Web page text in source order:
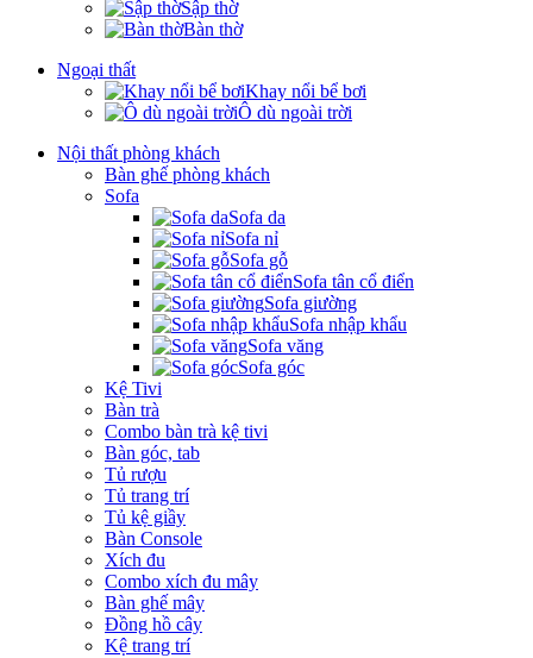
Sập thờ
Bàn thờ
Ngoại thất
Khay nổi bể bơi
Ô dù ngoài trời
Nội thất phòng khách
Bàn ghế phòng khách
Sofa
Sofa da
Sofa nỉ
Sofa gỗ
Sofa tân cổ điển
Sofa giường
Sofa nhập khẩu
Sofa văng
Sofa góc
Kệ Tivi
Bàn trà
Combo bàn trà kệ tivi
Bàn góc, tab
Tủ rượu
Tủ trang trí
Tủ kệ giầy
Bàn Console
Xích đu
Combo xích đu mây
Bàn ghế mây
Đồng hồ cây
Kệ trang trí